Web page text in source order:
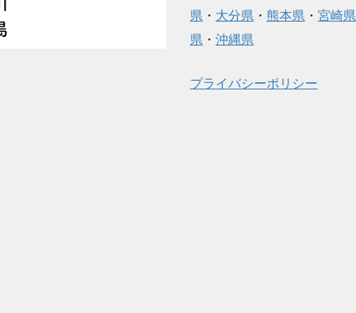
県 ・ 大分県 ・ 熊本県 ・ 宮崎県
県 ・ 沖縄県
プライバシーポリシー